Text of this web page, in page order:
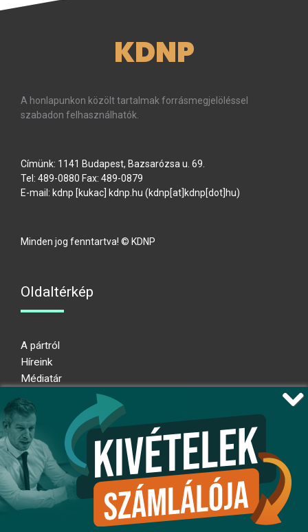
KDNP
A honlapunkon közölt tartalmak forrásmegjelöléssel
szabadon felhasználhatók.
Címünk: 1141 Budapest, Bazsarózsa u. 69.
Tel: 489-0880 Fax: 489-0879
E-mail: kdnp [kukac] kdnp.hu (kdnp[at]kdnp[dot]hu)
Minden jog fenntartva! © KDNP
Oldaltérkép
A pártról
Híreink
Médiatár
Adatkezelési nyilatkozat
Átláthatósági nyilatkozat
Ugrás az oldal tetejére
Kövessen minket!